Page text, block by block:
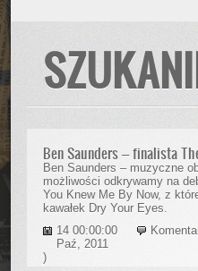
Ben Saunders – finalista
Ben Saunders – muzyczne
możliwości odkrywamy na
You Knew Me By Now, z
kawałek Dry Your Eyes.
14 00:00:00
Paź, 2011
)